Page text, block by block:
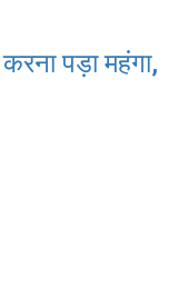
पड़ा महंगा,